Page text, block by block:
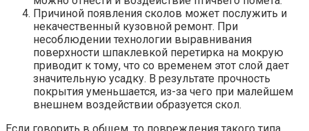
Причиной появления сколов может послужить и
некачественный кузовной ремонт. При
несоблюдении технологии выравнивания
поверхности шпаклевкой перетирка на мокрую
приводит к тому, что со временем этот слой дает
значительную усадку. В результате прочность
покрытия уменьшается, из-за чего при малейшем
внешнем воздействии образуется скол.